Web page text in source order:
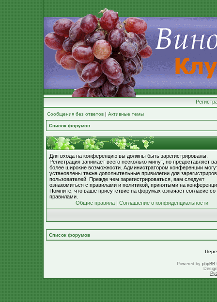
Сообщения без ответов | Активные темы
Список форумов
Для входа на конференцию вы должны быть зарегистрированы.
Регистрация занимает всего несколько минут, но предоставляет
более широкие возможности. Администратором конференции
установлены также дополнительные привилегии для
пользователей. Прежде чем зарегистрироваться, вам следует
ознакомиться с правилами и политикой, принятыми на
Помните, что ваше присутствие на форумах означает согласие со
правилами.
Общие правила | Соглашение о конфиденциальности
Список форумов
Powered by phpBB